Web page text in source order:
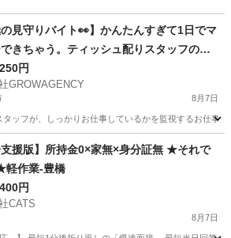
の見守りバイト👀】かんたんすぎて1日でマ
きちゃう。ティッシュ配りスタッフの監
円
GROWAGENCY
8月7日
ッフが、しっかりお仕事しているかを監視するお仕事
スタッフ
支援版】所持金0×家無×身分証無 ★それで
軽作業-豊橋
円
CATS
8月7日